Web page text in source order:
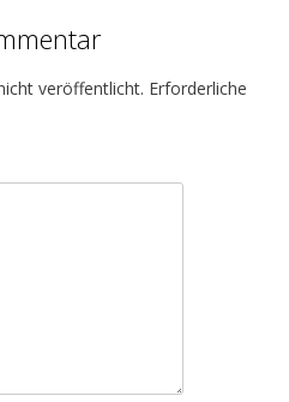
veröffentlicht. Erforderliche